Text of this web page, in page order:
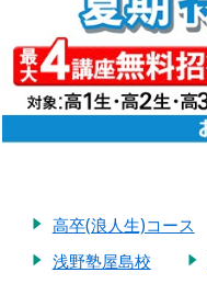
高卒(浪人生)コース
浅野塾屋島校